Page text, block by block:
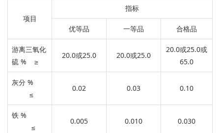
项目
指标
优等品 一等品 合格品
游离三氧化
硫 % ≥
20.0或25.0 20.0或25.0
20.0或25.0或
65.0
灰分 %
≤
0.02 0.03 0.10
铁 %
≤
0.005 0.010 0.030